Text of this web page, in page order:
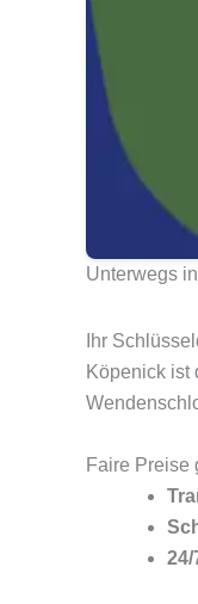
Unterwegs
Ihr
Köpenick ist
Faire Preise
24/